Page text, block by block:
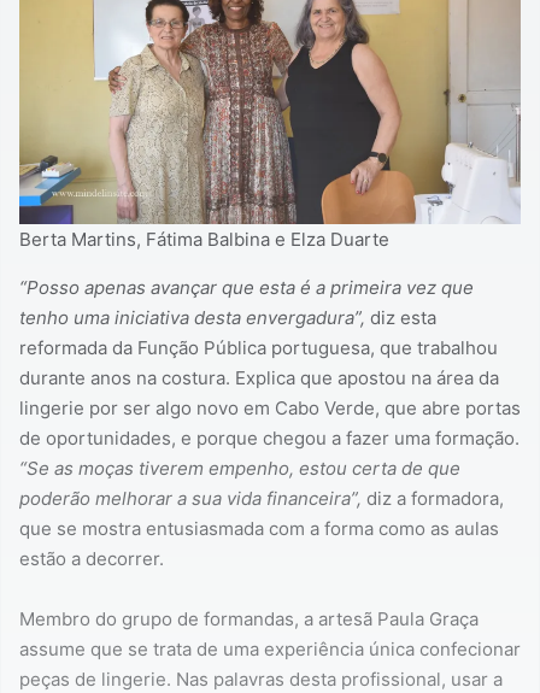
Berta Martins, Fátima Balbina e Elza Duarte
“Posso apenas avançar que esta é a primeira vez que
tenho uma iniciativa desta envergadura”, diz esta
reformada da Função Pública portuguesa, que trabalhou
durante anos na costura. Explica que apostou na área da
lingerie por ser algo novo em Cabo Verde, que abre portas
de oportunidades, e porque chegou a fazer uma formação.
“Se as moças tiverem empenho, estou certa de que
poderão melhorar a sua vida financeira”, diz a formadora,
que se mostra entusiasmada com a forma como as aulas
estão a decorrer.
Membro do grupo de formandas, a artesã Paula Graça
assume que se trata de uma experiência única confecionar
peças de lingerie. Nas palavras desta profissional, usar a